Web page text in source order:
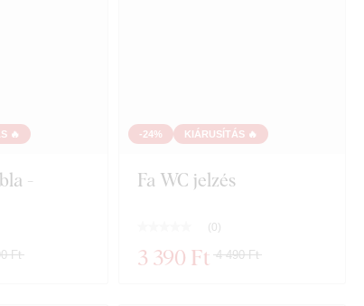
🔥
-
Ft
-24% KIÁRUSÍTÁS 🔥
Fa WC jelzés
( 0)
3 390 Ft 4 490 Ft